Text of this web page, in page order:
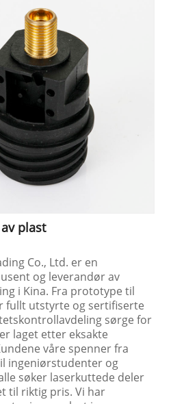
plast
Co., Ltd. er en
og leverandør av
i Kina. Fra prototype til
fullt utstyrte og sertifiserte
sørge for
laget etter eksakte
våre spenner fra
ingeniørstudenter og
søker laserkuttede deler
til riktig pris. Vi har